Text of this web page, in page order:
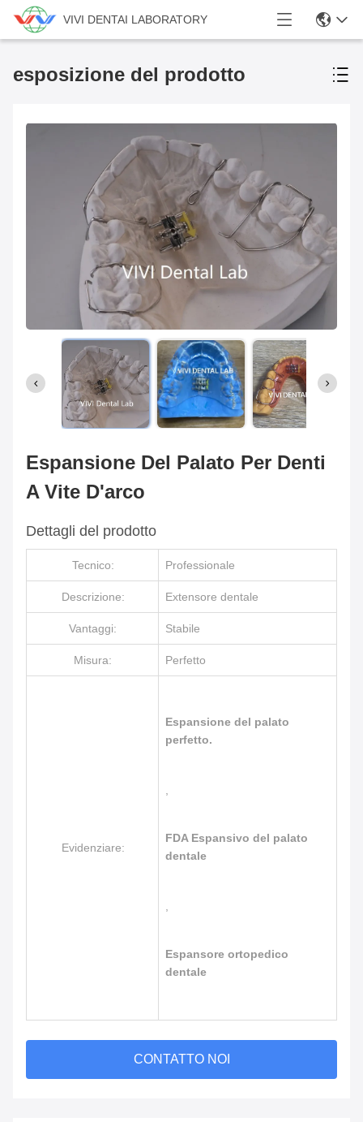
VIVI DENTAI LABORATORY
esposizione del prodotto
Espansione Del Palato Per Denti
A Vite D'arco
Dettagli del prodotto
Tecnico: Professionale
Descrizione: Extensore dentale
Vantaggi: Stabile
Misura: Perfetto
Evidenziare:
Espansione del palato
perfetto.
FDA Espansivo del palato
dentale
Espansore ortopedico
dentale
CONTATTO NOI